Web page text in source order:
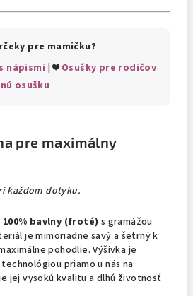
pre mamičku?
nápismi | ❤️Osušky pre rodičov
osušku
pre maximálny
každom dotyku.
100% bavlny (froté) s gramážou
je mimoriadne savý a šetrný k
pohodlie. Výšivka je
priamo u nás na
jej vysokú kvalitu a dlhú životnosť